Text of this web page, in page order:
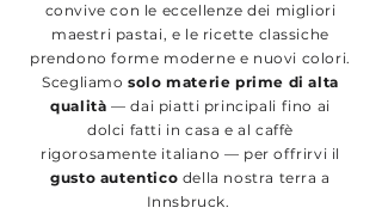
convive con le eccellenze dei migliori
maestri pastai, e le ricette classiche
prendono forme moderne e nuovi colori.
Scegliamosolo materie prime di alta
qualità — dai piatti principali fino ai
dolci fatti in casa e al caffè
rigorosamente italiano — per offrirvi il
gusto autentico della nostra terra a
Innsbruck.